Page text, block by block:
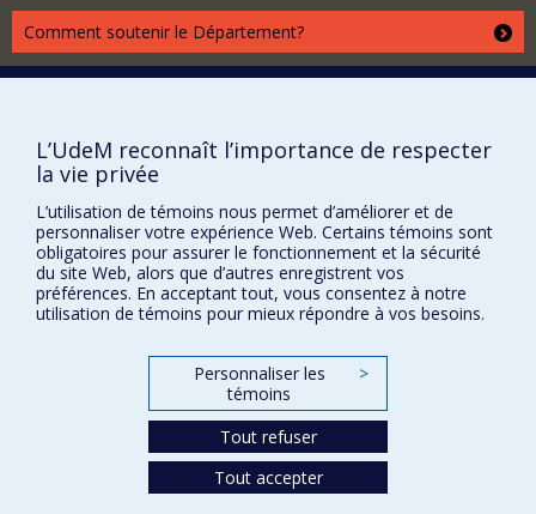
Comment soutenir le Département?
BESOIN D'AIDE?
Signaler une erreur
Accessibilité
FACULTÉ DES ARTS ET DES SCIENCES
Nos départements et écoles
Nos centres d'études
Paramètres des témoins
L’UdeM reconnaît l’importance de respecter
la vie privée
L’utilisation de témoins nous permet d’améliorer et de
personnaliser votre expérience Web. Certains témoins sont
obligatoires pour assurer le fonctionnement et la sécurité
du site Web, alors que d’autres enregistrent vos
préférences. En acceptant tout, vous consentez à notre
utilisation de témoins pour mieux répondre à vos besoins.
Personnaliser les
témoins
>
Tout refuser
Tout accepter